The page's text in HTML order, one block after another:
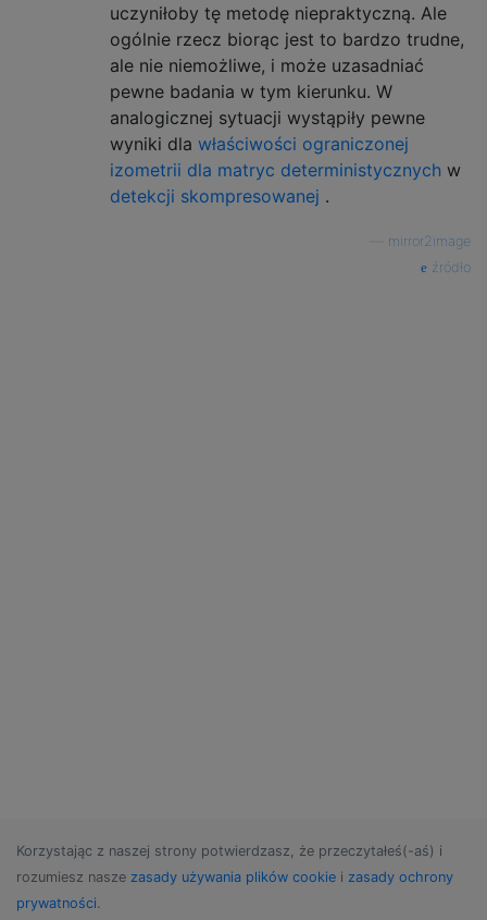
uczyniłoby tę metodę niepraktyczną. Ale
ogólnie rzecz biorąc jest to bardzo trudne,
ale nie niemożliwe, i może uzasadniać
pewne badania w tym kierunku. W
analogicznej sytuacji wystąpiły pewne
wyniki dla właściwości ograniczonej
izometrii dla matryc deterministycznych w
detekcji skompresowanej .
mirror2image
źródło
Korzystając z naszej strony potwierdzasz, że przeczytałeś(-aś) i
rozumiesz nasze zasady używania plików cookie i zasady ochrony
prywatności.